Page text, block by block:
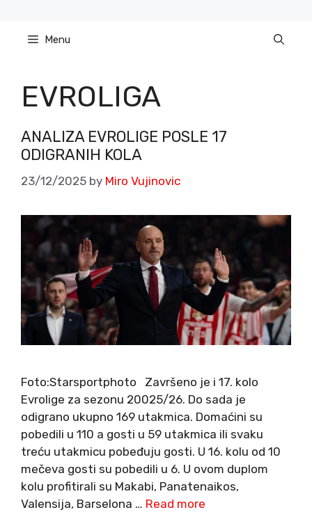
content Menu
EVROLIGA
ANALIZA EVROLIGE POSLE 17
ODIGRANIH KOLA
23/12/2025 by Miro Vujinovic
Foto:Starsportphoto Završeno je i 17. kolo
Evrolige za sezonu 20025/26. Do sada je
odigrano ukupno 169 utakmica. Domaćini su
pobedili u 110 a gosti u 59 utakmica ili svaku
treću utakmicu pobeđuju gosti. U 16. kolu od 10
mečeva gosti su pobedili u 6. U ovom duplom
kolu profitirali su Makabi, Panatenaikos,
Valensija, Barselona … Read more